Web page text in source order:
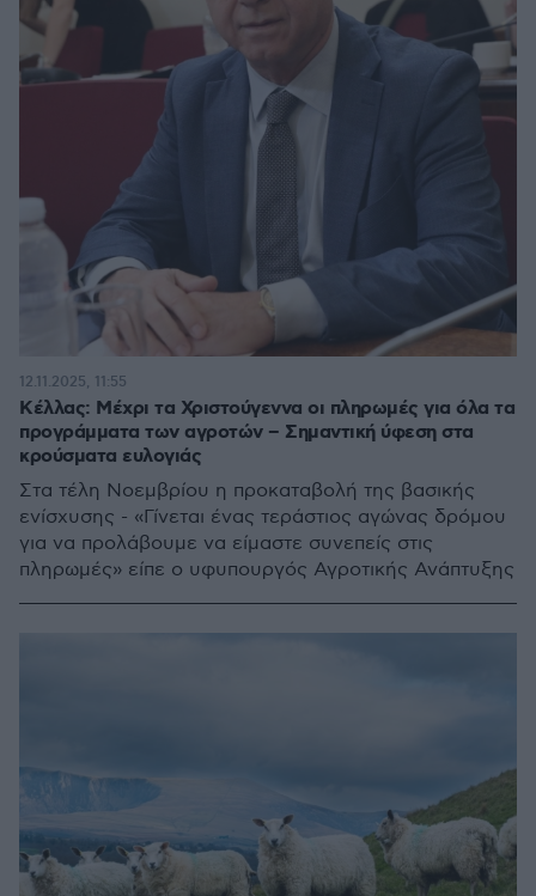
Κέλλας: Μέχρι τα Χριστούγεννα οι πληρωμές για όλα τα
προγράμματα των αγροτών – Σημαντική ύφεση στα
κρούσματα ευλογιάς
Στα τέλη Νοεμβρίου η προκαταβολή της βασικής
ενίσχυσης - «Γίνεται ένας τεράστιος αγώνας δρόμου
για να προλάβουμε να είμαστε συνεπείς στις
πληρωμές» είπε ο υφυπουργός Αγροτικής Ανάπτυξης
12.11.2025, 11:55